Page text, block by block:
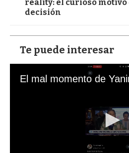
reality: el curioso motivo
decisión
Te puede interesar